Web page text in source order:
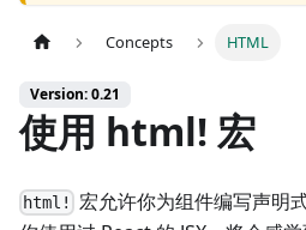
Concepts HTML
Version: 0.21
使用 html! 宏
html!
宏允许你为组件编写声明